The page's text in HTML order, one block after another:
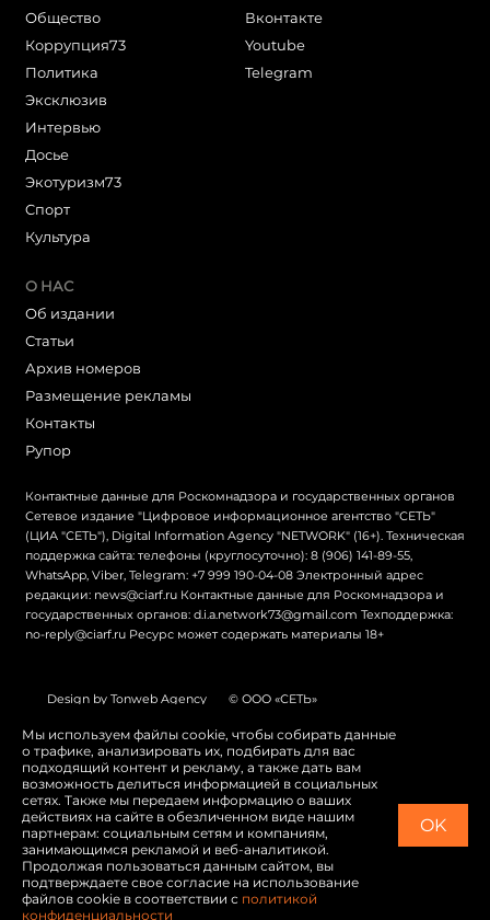
Общество
Коррупция73
Политика
Эксклюзив
Интервью
Досье
Экотуризм73
Cпорт
Культура
Вконтакте
Youtube
Telegram
О НАС
Об издании
Статьи
Архив номеров
Размещение рекламы
Контакты
Рупор
Контактные данные для Роскомнадзора и государственных органов
Сетевое издание "Цифровое информационное агентство "СЕТЬ"
(ЦИА "СЕТЬ"), Digital Information Agency "NETWORK" (16+). Техническая
поддержка сайта: телефоны (круглосуточно): 8 (906) 141-89-55,
WhatsApp, Viber, Telegram: +7 999 190-04-08 Электронный адрес
редакции: news@ciarf.ru Контактные данные для Роскомнадзора и
государственных органов: d.i.a.network73@gmail.com Техподдержка:
no-reply@ciarf.ru Ресурс может содержать материалы 18+
Design by Tonweb Agency © ООО «СЕТЬ»
Политика конфиденциальности Карта сайта
Switch to English
Мы используем файлы cookie, чтобы собирать данные
о трафике, анализировать их, подбирать для вас
подходящий контент и рекламу, а также дать вам
возможность делиться информацией в социальных
сетях. Также мы передаем информацию о ваших
действиях на сайте в обезличенном виде нашим
партнерам: социальным сетям и компаниям,
занимающимся рекламой и веб-аналитикой.
Продолжая пользоваться данным сайтом, вы
подтверждаете свое согласие на использование
файлов cookie в соответствии с политикой
конфиденциальности
OK